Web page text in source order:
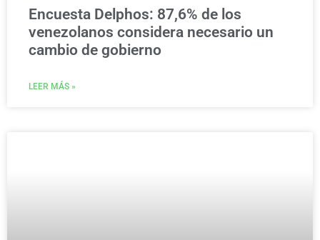
Encuesta Delphos: 87,6% de los
venezolanos considera necesario un
cambio de gobierno
LEER MÁS »